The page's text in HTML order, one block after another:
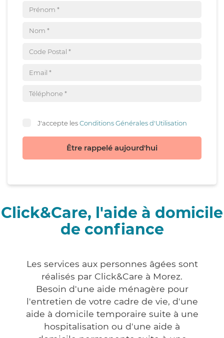
J'accepte lesConditions Générales d'Utilisation
Être rappelé aujourd'hui
Click&Care, l'aide à domicile
de confiance
Les services aux personnes âgées sont
réalisés par Click&Care à Morez.
Besoin d'une aide ménagère pour
l'entretien de votre cadre de vie, d'une
aide à domicile temporaire suite à une
hospitalisation ou d'une aide à